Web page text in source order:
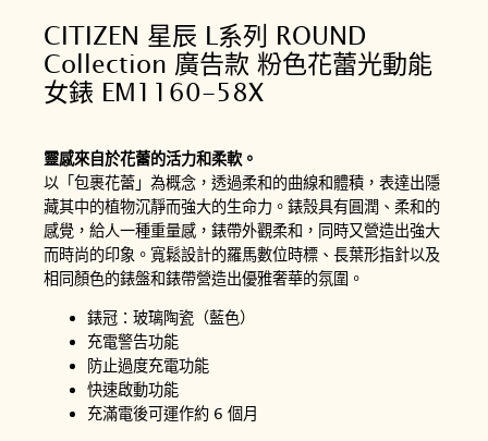
CITIZEN 星辰 L系列 ROUND
Collection 廣告款 粉色花蕾光動能
女錶 EM1160-58X
靈感來自於花蕾的活力和柔軟。
以「包裹花蕾」為概念，透過柔和的曲線和體積，表達出隱
藏其中的植物沉靜而強大的生命力。錶殼具有圓潤、柔和的
感覺，給人一種重量感，錶帶外觀柔和，同時又營造出強大
而時尚的印象。寬鬆設計的羅馬數位時標、長葉形指針以及
相同顏色的錶盤和錶帶營造出優雅奢華的氛圍。
錶冠：玻璃陶瓷（藍色）
充電警告功能
防止過度充電功能
快速啟動功能
充滿電後可運作約 6 個月